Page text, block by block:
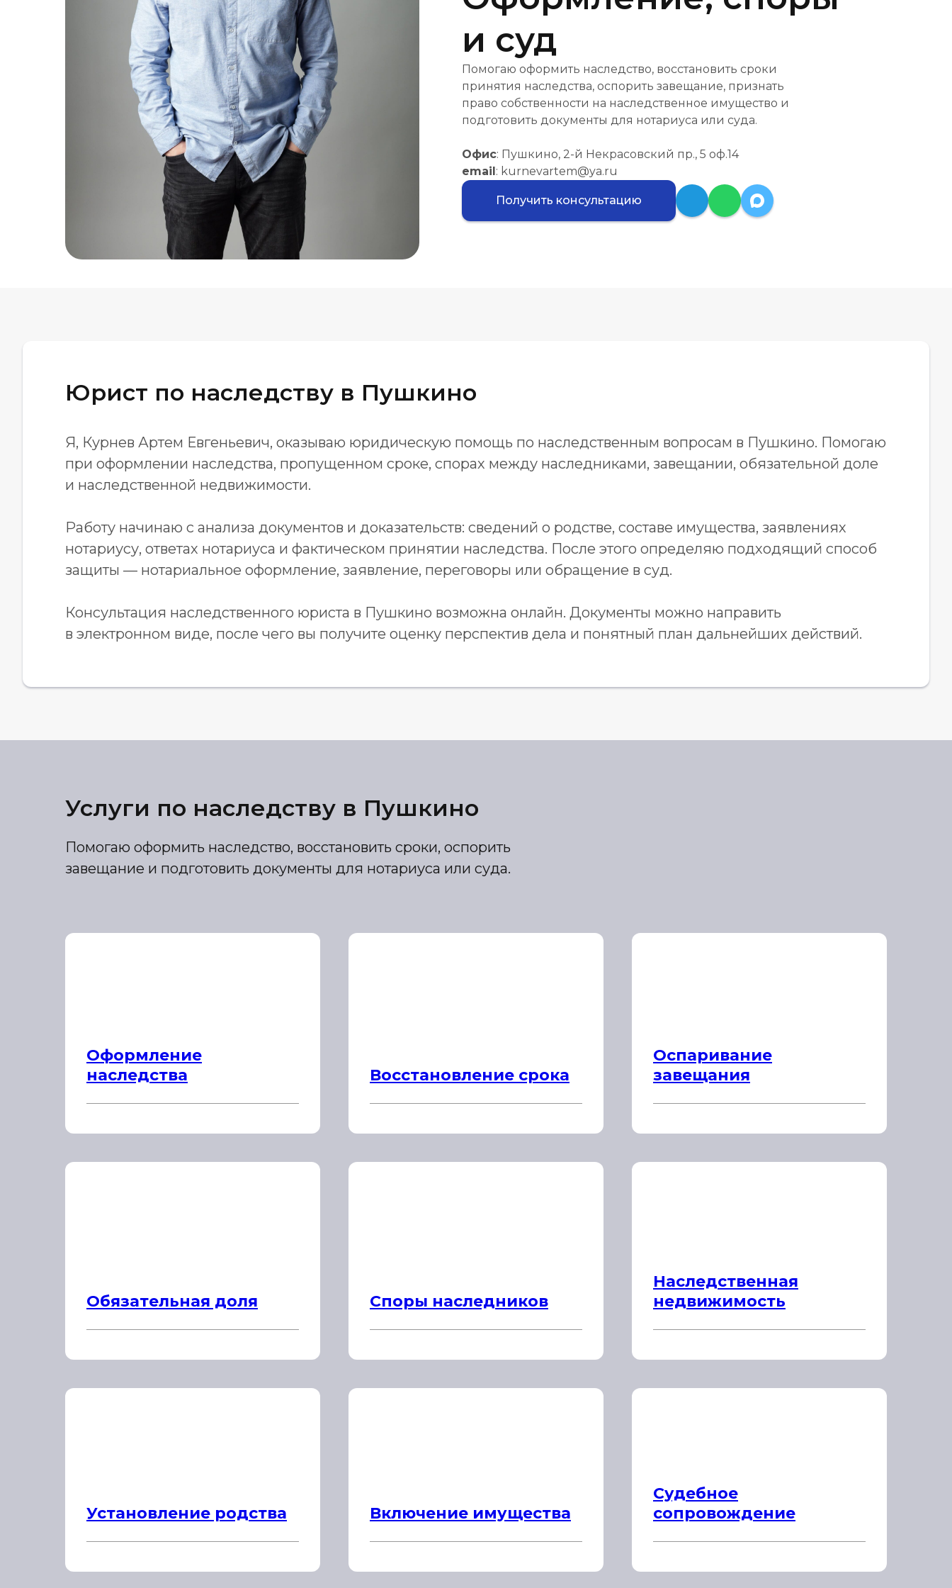
и суд
Помогаю оформить наследство, восстановить сроки
принятия наследства, оспорить завещание, признать
право собственности на наследственное имущество и
подготовить документы для нотариуса или суда.
Офис: Пушкино, 2-й Некрасовский пр., 5 оф.14
email: kurnevartem@ya.ru
Получить консультацию
Юрист по наследству в Пушкино
Я, Курнев Артем Евгеньевич, оказываю юридическую помощь по наследственным вопросам в Пушкино. Помогаю
при оформлении наследства, пропущенном сроке, спорах между наследниками, завещании, обязательной доле
и наследственной недвижимости.
Работу начинаю с анализа документов и доказательств: сведений о родстве, составе имущества, заявлениях
нотариусу, ответах нотариуса и фактическом принятии наследства. После этого определяю подходящий способ
защиты — нотариальное оформление, заявление, переговоры или обращение в суд.
Консультация наследственного юриста в Пушкино возможна онлайн. Документы можно направить
в электронном виде, после чего вы получите оценку перспектив дела и понятный план дальнейших действий.
Услуги по наследству в Пушкино
Помогаю оформить наследство, восстановить сроки, оспорить
завещание и подготовить документы для нотариуса или суда.
Оформление
наследства
Восстановление срока
Оспаривание
завещания
Обязательная доля Споры наследников
Наследственная
недвижимость
Установление родства Включение имущества
Судебное
сопровождение